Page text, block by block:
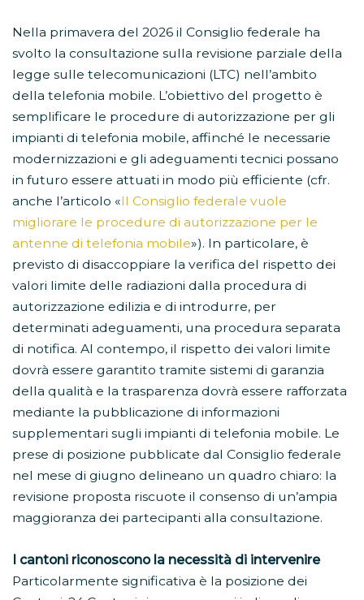
Nella primavera del 2026 il Consiglio federale ha
svolto la consultazione sulla revisione parziale della
legge sulle telecomunicazioni (LTC) nell’ambito
della telefonia mobile. L’obiettivo del progetto è
semplificare le procedure di autorizzazione per gli
impianti di telefonia mobile, affinché le necessarie
modernizzazioni e gli adeguamenti tecnici possano
in futuro essere attuati in modo più efficiente (cfr.
anche l’articolo «Il Consiglio federale vuole
migliorare le procedure di autorizzazione per le
antenne di telefonia mobile»). In particolare, è
previsto di disaccoppiare la verifica del rispetto dei
valori limite delle radiazioni dalla procedura di
autorizzazione edilizia e di introdurre, per
determinati adeguamenti, una procedura separata
di notifica. Al contempo, il rispetto dei valori limite
dovrà essere garantito tramite sistemi di garanzia
della qualità e la trasparenza dovrà essere rafforzata
mediante la pubblicazione di informazioni
supplementari sugli impianti di telefonia mobile. Le
prese di posizione pubblicate dal Consiglio federale
nel mese di giugno delineano un quadro chiaro: la
revisione proposta riscuote il consenso di un’ampia
maggioranza dei partecipanti alla consultazione.
I cantoni riconoscono la necessità di intervenire
Particolarmente significativa è la posizione dei